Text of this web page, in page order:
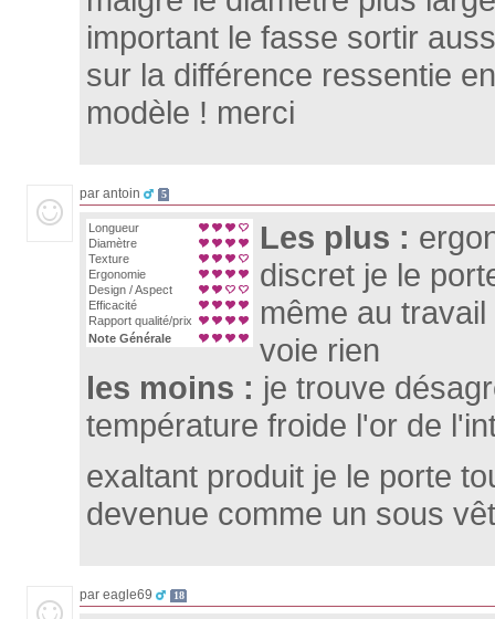
important le fasse sortir
sur la différence ressentie
modèle ! merci
par antoin 5
Longueur
Diamètre
Texture
Ergonomie
Design / Aspect
Efficacité
Rapport qualité/prix
Note Générale
Les plus :
discret je le
même au
voie rien
les moins : je trouve
température froide l'or de
exaltant produit je le porte
devenue comme un sous
par eagle69 18